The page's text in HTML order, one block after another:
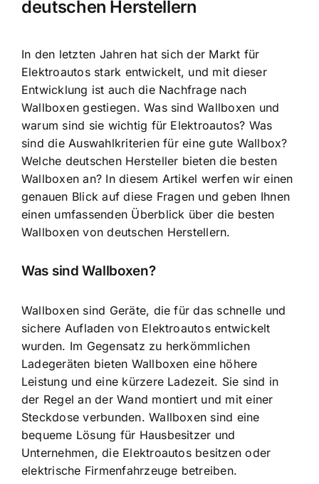
deutschen Herstellern
In den letzten Jahren hat sich der Markt für
Elektroautos stark entwickelt, und mit dieser
Entwicklung ist auch die Nachfrage nach
Wallboxen gestiegen. Was sind Wallboxen und
warum sind sie wichtig für Elektroautos? Was
sind die Auswahlkriterien für eine gute Wallbox?
Welche deutschen Hersteller bieten die besten
Wallboxen an? In diesem Artikel werfen wir einen
genauen Blick auf diese Fragen und geben Ihnen
einen umfassenden Überblick über die besten
Wallboxen von deutschen Herstellern.
Was sind Wallboxen?
Wallboxen sind Geräte, die für das schnelle und
sichere Aufladen von Elektroautosentwickelt
wurden. Im Gegensatz zu herkömmlichen
Ladegeräten bieten Wallboxen eine höhere
Leistung und eine kürzere Ladezeit. Sie sind in
der Regel an der Wand montiert und mit einer
Steckdose verbunden. Wallboxen sind eine
bequeme Lösung für Hausbesitzer und
Unternehmen, die Elektroautos besitzen oder
elektrische Firmenfahrzeuge betreiben.